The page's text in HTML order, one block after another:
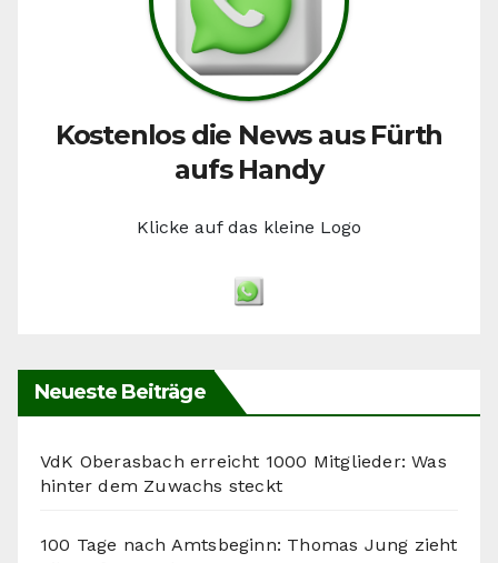
Kostenlos die News aus Fürth
aufs Handy
Klicke auf das kleine Logo
Neueste Beiträge
VdK Oberasbach erreicht 1000 Mitglieder: Was
hinter dem Zuwachs steckt
100 Tage nach Amtsbeginn: Thomas Jung zieht